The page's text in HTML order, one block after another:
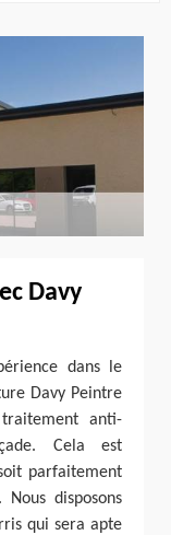
Davy
dans le
Davy Peintre
anti-
Cela est
parfaitement
disposons
qui sera apte